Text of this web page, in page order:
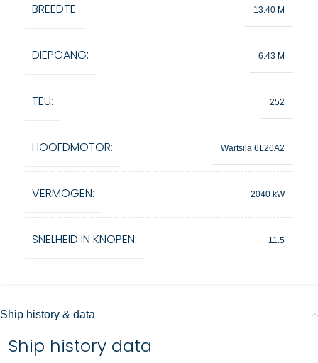
BREEDTE: 13.40 M
DIEPGANG: 6.43 M
TEU: 252
HOOFDMOTOR: Wärtsilä 6L26A2
VERMOGEN: 2040 kW
SNELHEID IN KNOPEN: 11.5
Ship history & data
Ship history data